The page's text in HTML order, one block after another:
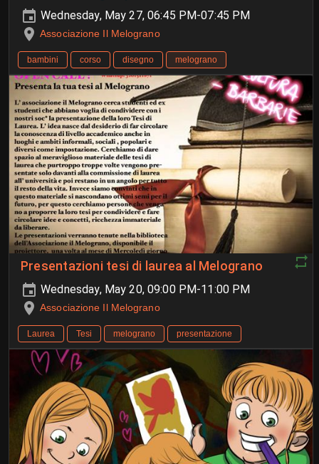
Wednesday, May 27, 06:45 PM-07:45 PM
Associazione Il Melograno
bambini corso disegno melograno
Presentazioni tesi di laurea al Melograno
Wednesday, May 20, 09:00 PM-11:00 PM
Associazione Il Melograno
Laurea Tesi melograno presentazione